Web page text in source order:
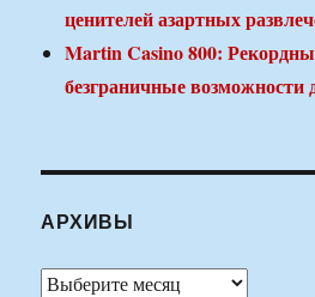
ценителей азартных
Martin Casino 800:
безграничные
АРХИВЫ
Архивы